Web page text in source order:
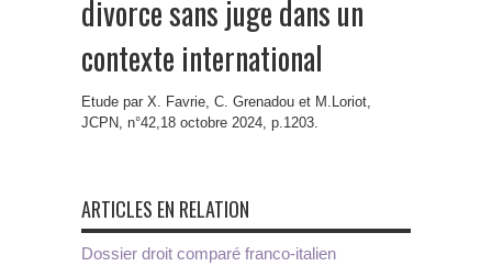
divorce sans juge dans un
contexte international
Etude par X. Favrie, C. Grenadou et M.Loriot,
JCPN, n°42,18 octobre 2024, p.1203.
ARTICLES EN RELATION
Dossier droit comparé franco-italien